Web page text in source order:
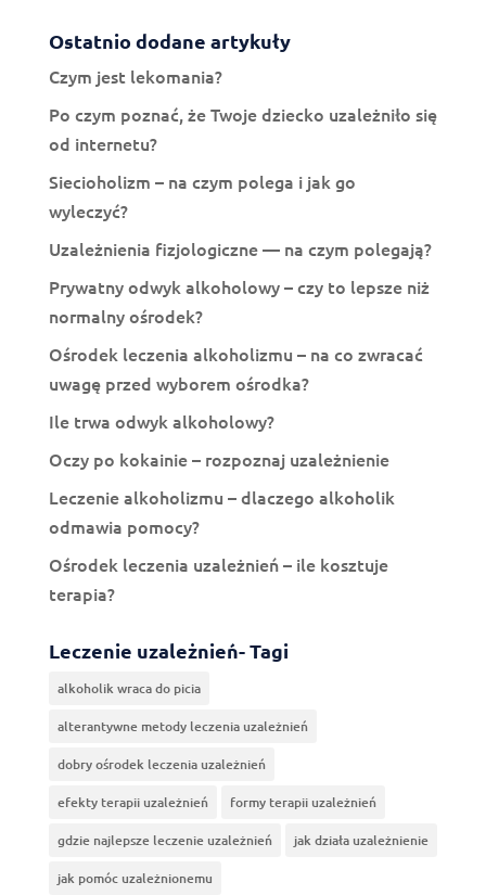
Ostatnio dodane artykuły
Czym jest lekomania?
Po czym poznać, że Twoje dziecko uzależniło się
od internetu?
Siecioholizm – na czym polega i jak go
wyleczyć?
Uzależnienia fizjologiczne — na czym polegają?
Prywatny odwyk alkoholowy – czy to lepsze niż
normalny ośrodek?
Ośrodek leczenia alkoholizmu – na co zwracać
uwagę przed wyborem ośrodka?
Ile trwa odwyk alkoholowy?
Oczy po kokainie – rozpoznaj uzależnienie
Leczenie alkoholizmu – dlaczego alkoholik
odmawia pomocy?
Ośrodek leczenia uzależnień – ile kosztuje
terapia?
Leczenie uzależnień- Tagi
alkoholik wraca do picia
alterantywne metody leczenia uzależnień
dobry ośrodek leczenia uzależnień
efekty terapii uzależnień formy terapii uzależnień
gdzie najlepsze leczenie uzależnień jak działa uzależnienie
jak pomóc uzależnionemu